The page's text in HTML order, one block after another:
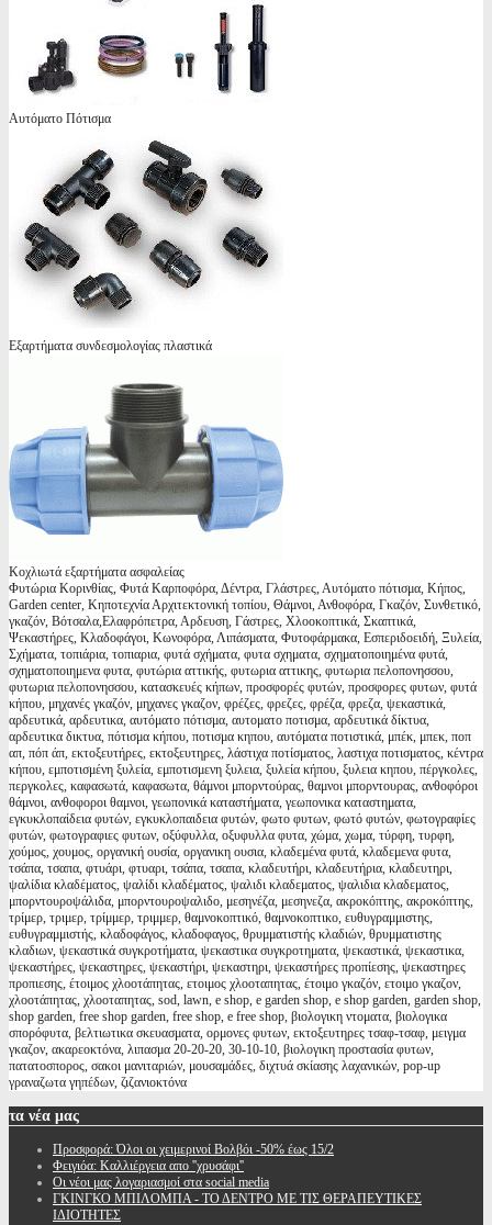
Αυτόματο Πότισμα
Εξαρτήματα συνδεσμολογίας πλαστικά
Κοχλιωτά εξαρτήματα ασφαλείας
Φυτώρια Κορινθίας, Φυτά Καρποφόρα, Δέντρα, Γλάστρες, Αυτόματο πότισμα, Κήπος,
Garden center, Κηποτεχνία Αρχιτεκτονική τοπίου, Θάμνοι, Ανθοφόρα, Γκαζόν, Συνθετικό,
γκαζόν, Βότσαλα,Ελαφρόπετρα, Αρδευση, Γάστρες, Χλοοκοπτικά, Σκαπτικά,
Ψεκαστήρες, Κλαδοφάγοι, Κωνοφόρα, Λιπάσματα, Φυτοφάρμακα, Εσπεριδοειδή, Ξυλεία,
Σχήματα, τοπιάρια, τοπιαρια, φυτά σχήματα, φυτα σχηματα, σχηματοποιημένα φυτά,
σχηματοποιημενα φυτα, φυτώρια αττικής, φυτωρια αττικης, φυτωρια πελοπονησσου,
φυτωρια πελοπονησσου, κατασκευές κήπων, προσφορές φυτών, προσφορες φυτων, φυτά
κήπου, μηχανές γκαζόν, μηχανες γκαζον, φρέζες, φρεζες, φρέζα, φρεζα, ψεκαστικά,
αρδευτικά, αρδευτικα, αυτόματο πότισμα, αυτοματο ποτισμα, αρδευτικά δίκτυα,
αρδευτικα δικτυα, πότισμα κήπου, ποτισμα κηπου, αυτόματα ποτιστικά, μπέκ, μπεκ, ποπ
απ, πόπ άπ, εκτοξευτήρες, εκτοξευτηρες, λάστιχα ποτίσματος, λαστιχα ποτισματος, κέντρα
κήπου, εμποτισμένη ξυλεία, εμποτισμενη ξυλεια, ξυλεία κήπου, ξυλεια κηπου, πέργκολες,
περγκολες, καφασωτά, καφασωτα, θάμνοι μπορντούρας, θαμνοι μπορντουρας, ανθοφόροι
θάμνοι, ανθοφοροι θαμνοι, γεωπονικά καταστήματα, γεωπονικα καταστηματα,
εγκυκλοπαίδεια φυτών, εγκυκλοπαιδεια φυτών, φωτο φυτων, φωτό φυτών, φωτογραφίες
φυτών, φωτογραφιες φυτων, οξύφυλλα, οξυφυλλα φυτα, χώμα, χωμα, τύρφη, τυρφη,
χούμος, χουμος, οργανική ουσία, οργανικη ουσια, κλαδεμένα φυτά, κλαδεμενα φυτα,
τσάπα, τσαπα, φτυάρι, φτυαρι, τσάπα, τσαπα, κλαδευτήρι, κλαδευτήρια, κλαδευτηρι,
ψαλίδια κλαδέματος, ψαλίδι κλαδέματος, ψαλιδι κλαδεματος, ψαλιδια κλαδεματος,
μπορντουροψάλιδα, μπορντουροψαλιδο, μεσηνέζα, μεσηνεζα, ακροκόπτης, ακροκόπτης,
τρίμερ, τριμερ, τρίμμερ, τριμμερ, θαμνοκοπτικό, θαμνοκοπτικο, ευθυγραμμιστης,
ευθυγραμμιστής, κλαδοφάγος, κλαδοφαγος, θρυμματιστής κλαδιών, θρυμματιστης
κλαδιων, ψεκαστικά συγκροτήματα, ψεκαστικα συγκροτηματα, ψεκαστικά, ψεκαστικα,
ψεκαστήρες, ψεκαστηρες, ψεκαστήρι, ψεκαστηρι, ψεκαστήρες προπίεσης, ψεκαστηρες
προπιεσης, έτοιμος χλοοτάπητας, ετοιμος χλοοταπητας, έτοιμο γκαζόν, ετοιμο γκαζον,
χλοοτάπητας, χλοοταπητας, sod, lawn, e shop, e garden shop, e shop garden, garden shop,
shop garden, free shop garden, free shop, e free shop, βιολογικη ντοματα, βιολογικα
σπορόφυτα, βελτιωτικα σκευασματα, ορμονες φυτων, εκτοξευτηρες τσαφ-τσαφ, μειγμα
γκαζον, ακαρεοκτόνα, λιπασμα 20-20-20, 30-10-10, βιολογικη προστασία φυτων,
πατατοσπορος, σακοι μανιταριών, μουσαμάδες, διχτυά σκίασης λαχανικών, pop-up
γραναζωτα γηπέδων, ζιζανιοκτόνα
τα νέα μας
Προσφορά: Όλοι οι χειμερινοί Βολβόι -50% έως 15/2
Φειγιόα: Καλλιέργεια απο ''χρυσάφι''
Oι νέοι μας λογαριασμοί στα social media
ΓΚΙΝΓΚΟ ΜΠΙΛΟΜΠΑ - ΤΟ ΔΕΝΤΡΟ ΜΕ ΤΙΣ ΘΕΡΑΠΕΥΤΙΚΕΣ
ΙΔΙΟΤΗΤΕΣ